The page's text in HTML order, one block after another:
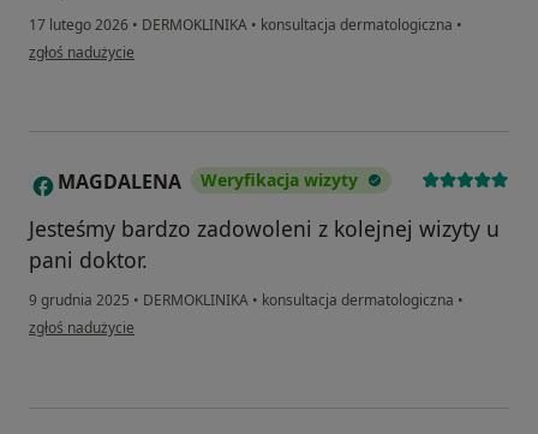
17 lutego 2026 • DERMOKLINIKA • konsultacja dermatologiczna •
w opinii użytkownika DBS
zgłoś nadużycie
M MAGDALENA Weryfikacja wizyty
Jesteśmy bardzo zadowoleni z kolejnej wizyty u
pani doktor.
9 grudnia 2025 • DERMOKLINIKA • konsultacja dermatologiczna •
w opinii użytkownika MAGDALENA
zgłoś nadużycie